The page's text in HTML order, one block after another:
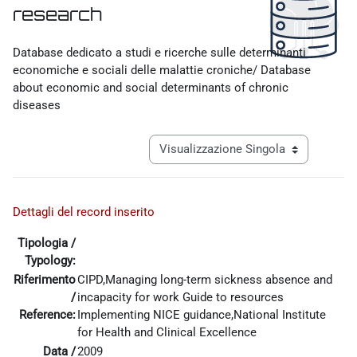
research
Database dedicato a studi e ricerche sulle determinanti
economiche e sociali delle malattie croniche/ Database
about economic and social determinants of chronic
diseases
Navigazione terziaria modalità
Dettagli del record inserito
Tipologia /
Typology:
Riferimento
/
Reference:
CIPD,Managing long-term sickness absence and
incapacity for work Guide to resources
Implementing NICE guidance,National Institute
for Health and Clinical Excellence
Data /2009